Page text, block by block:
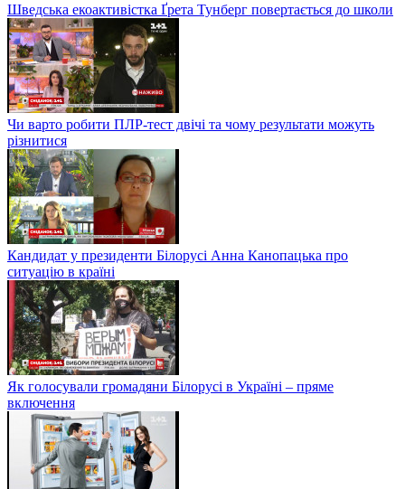
Шведська екоактивістка Ґрета Тунберг повертається до школи
Чи варто робити ПЛР-тест двічі та чому результати можуть
різнитися
Кандидат у президенти Білорусі Анна Канопацька про
ситуацію в країні
Як голосували громадяни Білорусі в Україні – пряме
включення